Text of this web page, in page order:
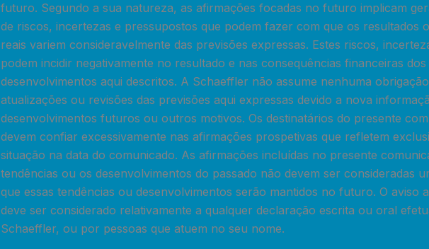
futuro. Segundo a sua natureza, as afirmações focadas no futuro implicam
de riscos, incertezas e pressupostos que podem fazer com que os resultados
reais variem consideravelmente das previsões expressas. Estes riscos,
podem incidir negativamente no resultado e nas consequências financeiras
desenvolvimentos aqui descritos. A Schaeffler não assume nenhuma
atualizações ou revisões das previsões aqui expressas devido a nova
desenvolvimentos futuros ou outros motivos. Os destinatários do presente
devem confiar excessivamente nas afirmações prospetivas que refletem
situação na data do comunicado. As afirmações incluídas no presente
tendências ou os desenvolvimentos do passado não devem ser consideradas
que essas tendências ou desenvolvimentos serão mantidos no futuro. O aviso
deve ser considerado relativamente a qualquer declaração escrita ou oral
Schaeffler, ou por pessoas que atuem no seu nome.